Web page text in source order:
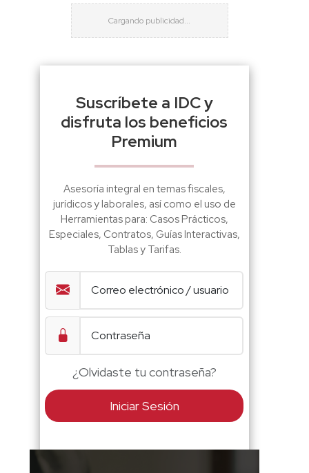
Suscríbete a IDC y
disfruta los beneficios
Premium
Asesoría integral en temas fiscales,
jurídicos y laborales, así como el uso de
Herramientas para: Casos Prácticos,
Especiales, Contratos, Guías Interactivas,
Tablas y Tarifas.
¿Olvidaste tu contraseña?
Iniciar Sesión